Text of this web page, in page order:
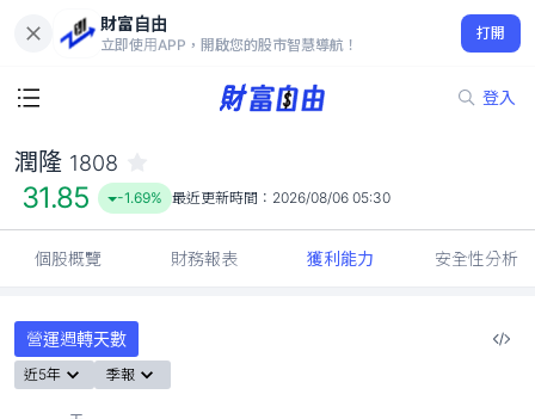
財富自由
立即使用APP，開啟您的股市智慧導航！
打開
登入
31.85
-1.69%
潤隆 1808
31.85 -1.69% 最近更新時間： 2026/08/06 05:30
個股概覽 財務報表 獲利能力 安全性分析
營運週轉天數
近5年 季報